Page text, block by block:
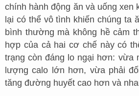
chính hành động ăn và uống xen
lại có thể vô tình khiến chúng ta
bình thường mà không hề cảm
hợp của cả hai cơ chế này có
trạng còn đáng lo ngại hơn: vừa
lượng calo lớn hơn, vừa phải
tăng đường huyết cao hơn và